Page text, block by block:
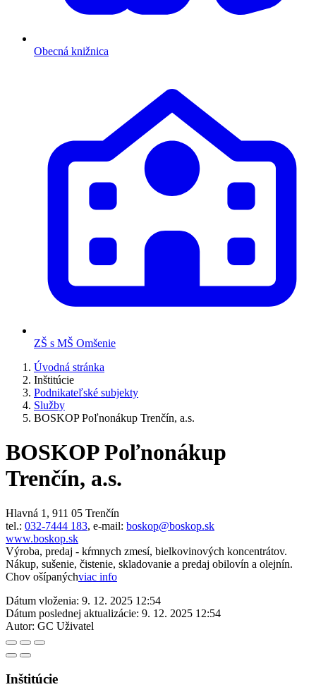
Obecná knižnica
ZŠ s MŠ Omšenie
Úvodná stránka
Inštitúcie
Podnikateľské subjekty
Služby
BOSKOP Poľnonákup Trenčín, a.s.
BOSKOP Poľnonákup
Trenčín, a.s.
Hlavná 1, 911 05 Trenčín
tel.: 032-7444 183, e-mail: boskop@boskop.sk
www.boskop.sk
Výroba, predaj - kŕmnych zmesí, bielkovinových koncentrátov.
Nákup, sušenie, čistenie, skladovanie a predaj obilovín a olejnín.
Chov ošípanýchviac info
Dátum vloženia: 9. 12. 2025 12:54
Dátum poslednej aktualizácie: 9. 12. 2025 12:54
Autor: GC Uživatel
Inštitúcie